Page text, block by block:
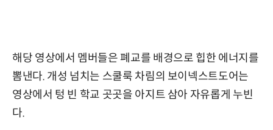
해당 영상에서 멤버들은 폐교를 배경으로 힙한 에너지를
뽐낸다. 개성 넘치는 스쿨룩 차림의 보이넥스트도어는
영상에서 텅 빈 학교 곳곳을 아지트 삼아 자유롭게 누빈
다.